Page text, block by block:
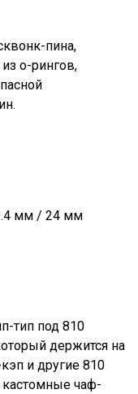
пина,
о-рингов,
мм / 24 мм
тип под 810
держится на
и другие 810
кастомные чаф-